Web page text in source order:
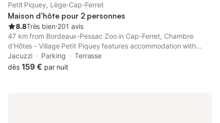
Petit Piquey, Lège-Cap-Ferret
Maison d’hôte pour 2 personnes
8.8Très bien⋅201 avis
47 km from Bordeaux-Pessac Zoo in Cap-Ferret, Chambre
d'Hôtes - Village Petit Piquey features accommodation with
access to a hot tub and spa facilities. This beachfront property
offers access to table tennis and darts.
Jacuzzi Parking
Terrasse
dès 159 € par nuit